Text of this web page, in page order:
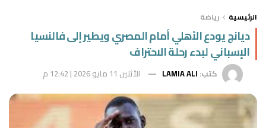
الرئيسية رياضة
ديانج يودع الأهلي أمام المصري ويطير إلى فالنسيا
الإسباني لبدء رحلة الاحتراف
كتب: LAMIA ALI الأثنين 11 مايو 2026 | 12:42 م